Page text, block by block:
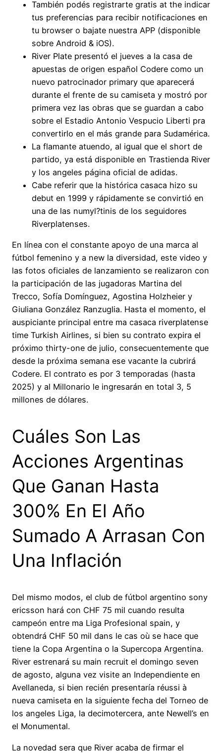
También podés registrarte gratis at the indicar
tus preferencias para recibir notificaciones en
tu browser o bajate nuestra APP (disponible
sobre Android & iOS).
River Plate presentó el jueves a la casa de
apuestas de origen español Codere como un
nuevo patrocinador primary que aparecerá
durante el frente de su camiseta y mostró por
primera vez las obras que se guardan a cabo
sobre el Estadio Antonio Vespucio Liberti pra
convertirlo en el más grande para Sudamérica.
La flamante atuendo, al igual que el short de
partido, ya está disponible en Trastienda River
y los angeles página oficial de adidas.
Cabe referir que la histórica casaca hizo su
debut en 1999 y rápidamente se convirtió en
una de las numyl?tinis de los seguidores
Riverplatenses.
En línea con el constante apoyo de una marca al
fútbol femenino y a new la diversidad, este video y
las fotos oficiales de lanzamiento se realizaron con
la participación de las jugadoras Martina del
Trecco, Sofía Domínguez, Agostina Holzheier y
Giuliana González Ranzuglia. Hasta el momento, el
auspiciante principal entre ma casaca riverplatense
time Turkish Airlines, si bien su contrato expira el
próximo thirty-one de julio, consecuentemente que
desde la próxima semana ese vacante la cubrirá
Codere. El contrato es por 3 temporadas (hasta
2025) y al Millonario le ingresarán en total 3, 5
millones de dólares.
Cuáles Son Las
Acciones Argentinas
Que Ganan Hasta
300% En El Año
Sumado A Arrasan Con
Una Inflación
Del mismo modos, el club de fútbol argentino sony
ericsson hará con CHF 75 mil cuando resulta
campeón entre ma Liga Profesional spain, y
obtendrá CHF 50 mil dans le cas où se hace que
tiene la Copa Argentina o la Supercopa Argentina.
River estrenará su main recruit el domingo seven
de agosto, alguna vez visite an Independiente en
Avellaneda, si bien recién presentaría réussi à
nueva camiseta en la siguiente fecha del Torneo de
los angeles Liga, la decimotercera, ante Newell’s en
el Monumental.
La novedad sera que River acaba de firmar el